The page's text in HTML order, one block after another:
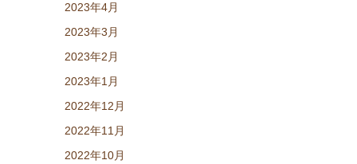
2023年4月
2023年3月
2023年2月
2023年1月
2022年12月
2022年11月
2022年10月